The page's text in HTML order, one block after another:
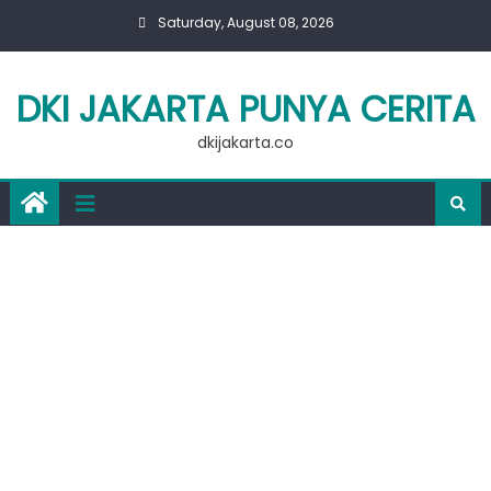
Saturday, August 08, 2026
DKI JAKARTA PUNYA CERITA
dkijakarta.co